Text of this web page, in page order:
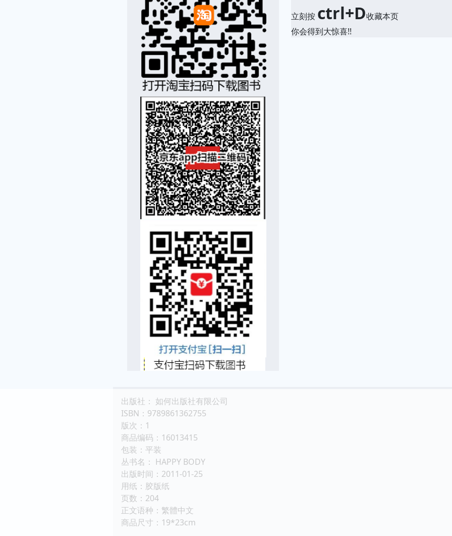
立刻按 ctrl+D收藏本页
你会得到大惊喜!!
出版社： 如何出版社有限公司
ISBN：9789861362755
版次：1
商品编码：16013415
包装：平装
丛书名： HAPPY BODY
出版时间：2011-01-25
用纸：胶版纸
页数：204
正文语种：繁體中文
商品尺寸：19*23cm